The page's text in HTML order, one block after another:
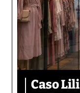
Caso